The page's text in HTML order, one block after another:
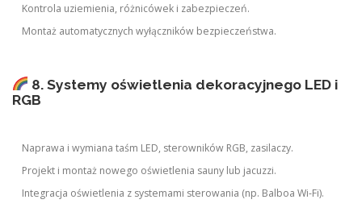
Kontrola uziemienia, różnicówek i zabezpieczeń.
Montaż automatycznych wyłączników bezpieczeństwa.
8. Systemy oświetlenia dekoracyjnego LED i
RGB
Naprawa i wymiana taśm LED, sterowników RGB, zasilaczy.
Projekt i montaż nowego oświetlenia sauny lub jacuzzi.
Integracja oświetlenia z systemami sterowania (np. Balboa Wi-Fi).